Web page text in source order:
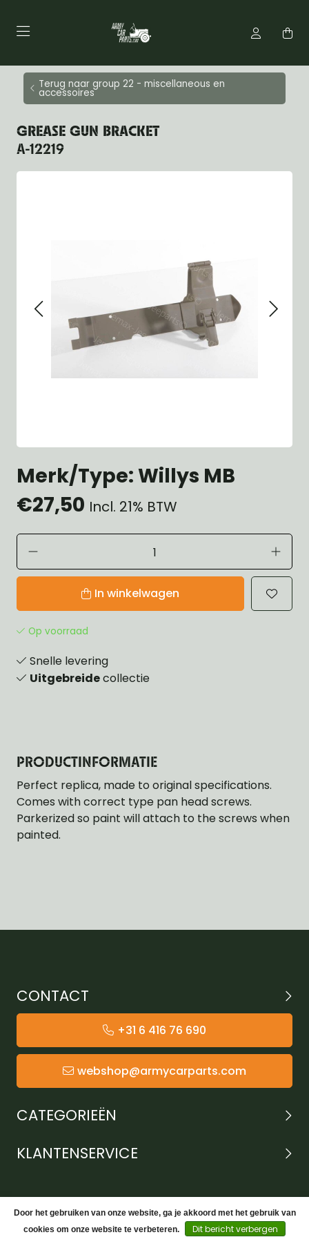
Terug naar group 22 - miscellaneous en
accessoires
GREASE GUN BRACKET
A-12219
Merk/Type: Willys MB
€27,50 Incl. 21% BTW
In winkelwagen
Op voorraad
Snelle levering
Uitgebreidecollectie
PRODUCTINFORMATIE
Perfect replica, made to original specifications.
Comes with correct type pan head screws.
Parkerized so paint will attach to the screws when
painted.
CONTACT
+31 6 416 76 690
webshop@armycarparts.com
CATEGORIEËN
KLANTENSERVICE
Door het gebruiken van onze website, ga je akkoord met het gebruik van
cookies om onze website te verbeteren.
Dit bericht verbergen